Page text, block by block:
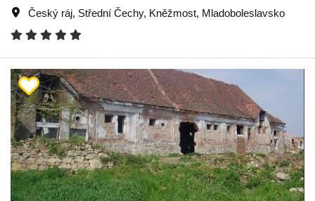
Český ráj, Střední Čechy, Kněžmost, Mladoboleslavsko